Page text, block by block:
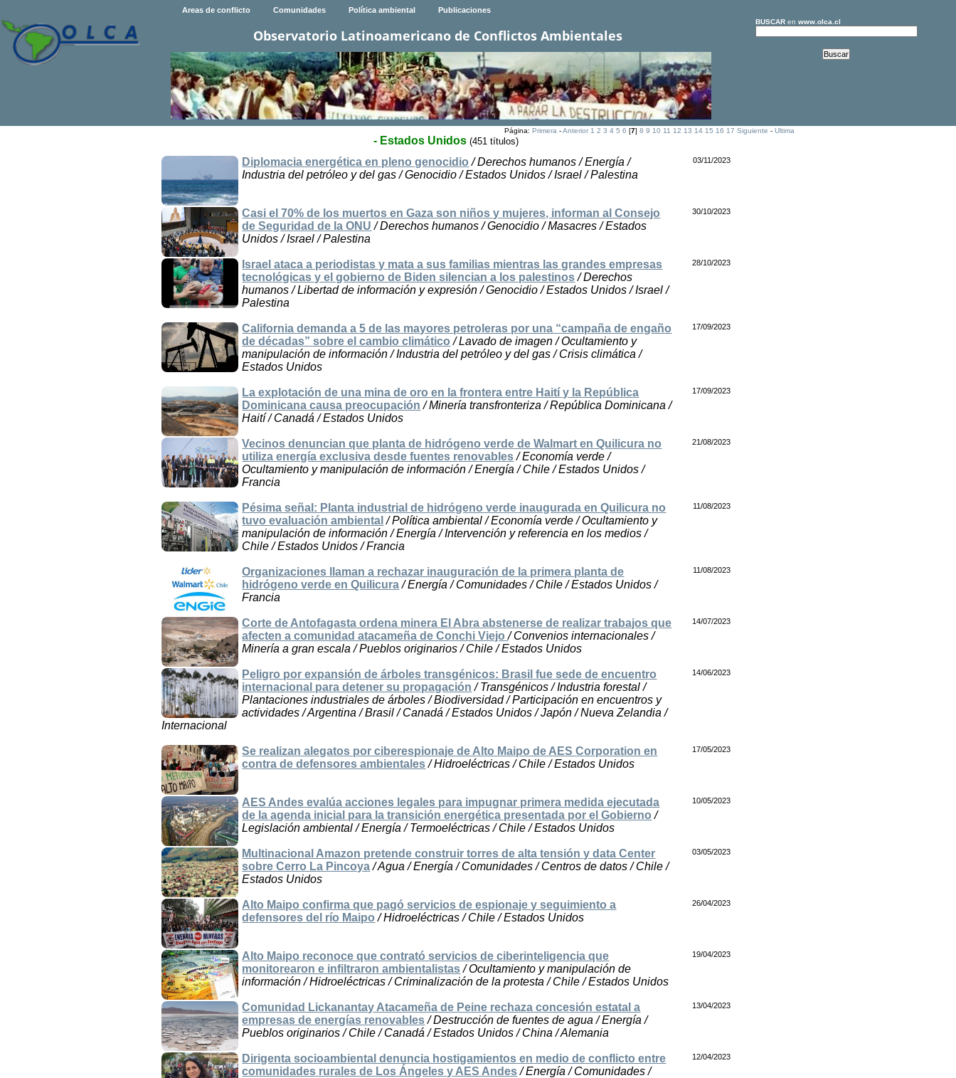
Areas de conflicto Comunidades Política ambiental Publicaciones
Observatorio Latinoamericano de Conflictos Ambientales
BUSCARen www.olca.cl
Página: Primera-Anterior 1 2 3 4 5 6 [7] 8 9 10 11 12 13 14 15 16 17 Siguiente - Ultima
- Estados Unidos (451 títulos)
Diplomacia energética en pleno genocidio / Derechos humanos / Energía /
Industria del petróleo y del gas / Genocidio / Estados Unidos / Israel / Palestina
03/11/2023
Casi el 70% de los muertos en Gaza son niños y mujeres, informan al Consejo
de Seguridad de la ONU / Derechos humanos / Genocidio / Masacres / Estados
Unidos / Israel / Palestina
30/10/2023
Israel ataca a periodistas y mata a sus familias mientras las grandes empresas
tecnológicas y el gobierno de Biden silencian a los palestinos/ Derechos
humanos / Libertad de información y expresión / Genocidio / Estados Unidos / Israel /
Palestina
28/10/2023
California demanda a 5 de las mayores petroleras por una “campaña de engaño
de décadas” sobre el cambio climático / Lavado de imagen / Ocultamiento y
manipulación de información / Industria del petróleo y del gas / Crisis climática /
Estados Unidos
17/09/2023
La explotación de una mina de oro en la frontera entre Haití y la República
Dominicana causa preocupación / Minería transfronteriza / República Dominicana /
Haití / Canadá / Estados Unidos
17/09/2023
Vecinos denuncian que planta de hidrógeno verde de Walmart en Quilicura no
utiliza energía exclusiva desde fuentes renovables/ Economía verde /
Ocultamiento y manipulación de información / Energía / Chile / Estados Unidos /
Francia
21/08/2023
Pésima señal: Planta industrial de hidrógeno verde inaugurada en Quilicura no
tuvo evaluación ambiental / Política ambiental / Economía verde / Ocultamiento y
manipulación de información / Energía / Intervención y referencia en los medios /
Chile / Estados Unidos / Francia
11/08/2023
Organizaciones llaman a rechazar inauguración de la primera planta de
hidrógeno verde en Quilicura/ Energía / Comunidades / Chile / Estados Unidos /
Francia
11/08/2023
Corte de Antofagasta ordena minera El Abra abstenerse de realizar trabajos que
afecten a comunidad atacameña de Conchi Viejo/ Convenios internacionales /
Minería a gran escala / Pueblos originarios / Chile / Estados Unidos
14/07/2023
Peligro por expansión de árboles transgénicos: Brasil fue sede de encuentro
internacional para detener su propagación / Transgénicos / Industria forestal /
Plantaciones industriales de árboles / Biodiversidad / Participación en encuentros y
actividades / Argentina / Brasil / Canadá / Estados Unidos / Japón / Nueva Zelandia /
Internacional
14/06/2023
Se realizan alegatos por ciberespionaje de Alto Maipo de AES Corporation en
contra de defensores ambientales/ Hidroeléctricas / Chile / Estados Unidos
17/05/2023
AES Andes evalúa acciones legales para impugnar primera medida ejecutada
de la agenda inicial para la transición energética presentada por el Gobierno /
Legislación ambiental / Energía / Termoeléctricas / Chile / Estados Unidos
10/05/2023
Multinacional Amazon pretende construir torres de alta tensión y data Center
sobre Cerro La Pincoya/ Agua / Energía / Comunidades / Centros de datos / Chile /
Estados Unidos
03/05/2023
Alto Maipo confirma que pagó servicios de espionaje y seguimiento a
defensores del río Maipo / Hidroeléctricas / Chile / Estados Unidos
26/04/2023
Alto Maipo reconoce que contrató servicios de ciberinteligencia que
monitorearon e infiltraron ambientalistas/ Ocultamiento y manipulación de
información / Hidroeléctricas / Criminalización de la protesta / Chile / Estados Unidos
19/04/2023
Comunidad Lickanantay Atacameña de Peine rechaza concesión estatal a
empresas de energías renovables/ Destrucción de fuentes de agua / Energía /
Pueblos originarios / Chile / Canadá / Estados Unidos / China / Alemania
13/04/2023
Dirigenta socioambiental denuncia hostigamientos en medio de conflicto entre
comunidades rurales de Los Ángeles y AES Andes/ Energía / Comunidades /
12/04/2023